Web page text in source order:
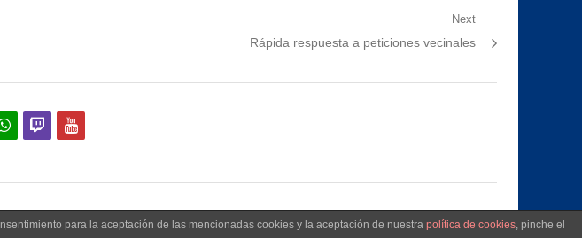
Next
Next
Rápida respuesta a peticiones vecinales
whatsapp
twitchyoutube
para la aceptación de las mencionadas cookies y la aceptación de nuestra política de cookies, pinche el